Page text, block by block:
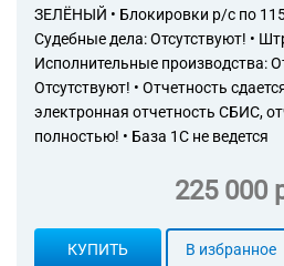
ЗЕЛЁНЫЙ • Блокировки р/с по
Судебные дела: Отсутствуют! •
Исполнительные производства:
Отсутствуют! • Отчетность
электронная отчетность СБИС,
полностью! • База 1С не ведется
225 000
КУПИТЬ В избранное